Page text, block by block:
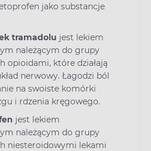
jako substancje
tramadolu jest lekiem
należącym do grupy
opioidami, które działają
nerwowy. Łagodzi ból
na swoiste komórki
i rdzenia kręgowego.
jest lekiem
należącym do grupy
niesteroidowymi lekami